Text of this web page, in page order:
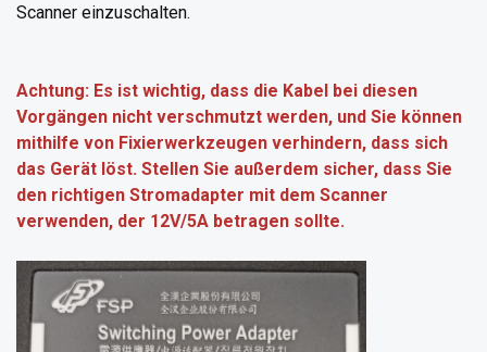
Scanner einzuschalten.
Achtung: Es ist wichtig, dass die Kabel bei diesen
Vorgängen nicht verschmutzt werden, und Sie können
mithilfe von Fixierwerkzeugen verhindern, dass sich
das Gerät löst. Stellen Sie außerdem sicher, dass Sie
den richtigen Stromadapter mit dem Scanner
verwenden, der 12V/5A betragen sollte.